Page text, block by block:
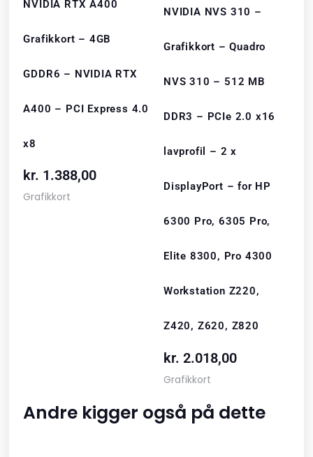
NVIDIA RTX A400
Grafikkort – 4GB
GDDR6 – NVIDIA RTX
A400 – PCI Express 4.0
x8
kr. 1.388,00
Grafikkort
NVIDIA NVS 310 –
Grafikkort – Quadro
NVS 310 – 512 MB
DDR3 – PCIe 2.0 x16
lavprofil – 2 x
DisplayPort – for HP
6300 Pro, 6305 Pro,
Elite 8300, Pro 4300
Workstation Z220,
Z420, Z620, Z820
kr. 2.018,00
Grafikkort
Andre kigger også på dette